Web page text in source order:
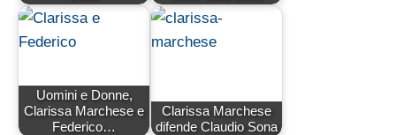
Uomini e Donne,
Clarissa Marchese e
Federico…
Clarissa Marchese
difende Claudio Sona